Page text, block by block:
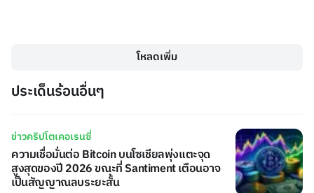
โหลดเพิ่ม
ประเด็นร้อนอื่นๆ
ข่าวคริปโตเคอเรนซี่
ความเชื่อมั่นต่อ Bitcoin บนโซเชียลพุ่งแตะจุด
สูงสุดของปี 2026 ขณะที่ Santiment เตือนอาจ
เป็นสัญญาณลบระยะสั้น